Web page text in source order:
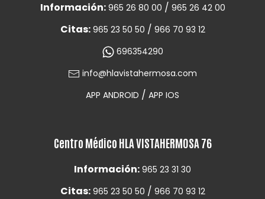
Información: 965 26 80 00 / 965 26 42 00
Citas: 965 23 50 50 / 966 70 93 12
696354290
info@hlavistahermosa.com
APP ANDROID / APP IOS
Centro Médico HLA VISTAHERMOSA 76
Información: 965 23 31 30
Citas: 965 23 50 50 / 966 70 93 12